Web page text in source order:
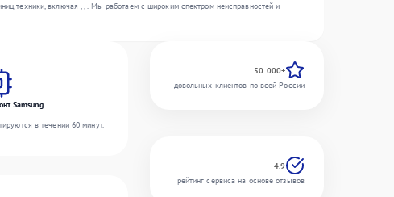
техники, включая , , . Мы работаем с широким спектром неисправностей и
Samsung
в течении 60 минут.
50 000+
довольных клиентов по всей России
4.9
рейтинг сервиса на основе отзывов